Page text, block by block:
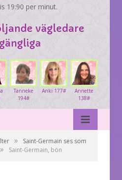
19:90 per minut.
vägledare
Annette
138#
Anki 177#
Tanneke
194#
»
Saint-Germain ses som
» Saint-Germain, bön